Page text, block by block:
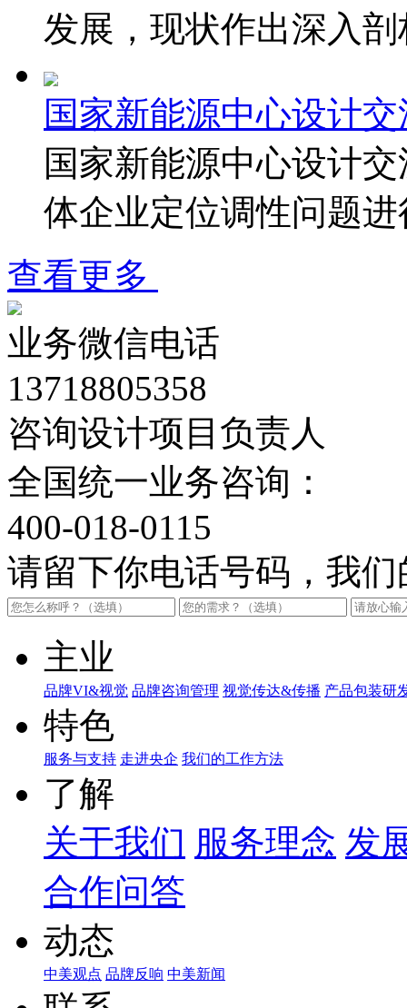
发展，现状作出深入
国家新能源中心设计
国家新能源中心设计
体企业定位调性问题
查看更多
业务微信电话
13718805358
咨询设计项目负责人
全国统一业务咨询：
400-018-0115
请留下你电话号码，我
主业
品牌VI&视觉 品牌咨询管理 视觉传达&传播 产品包装研
特色
服务与支持 走进央企 我们的工作方法
了解
关于我们 服务理念 发
合作问答
动态
中美观点 品牌反响 中美新闻